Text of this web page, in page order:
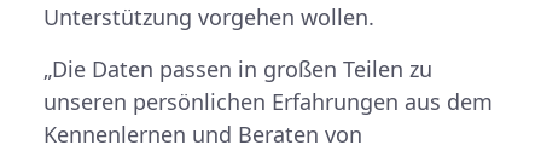
Unterstützung vorgehen wollen.
„Die Daten passen in großen Teilen zu
unseren persönlichen Erfahrungen aus dem
Kennenlernen und Beraten von